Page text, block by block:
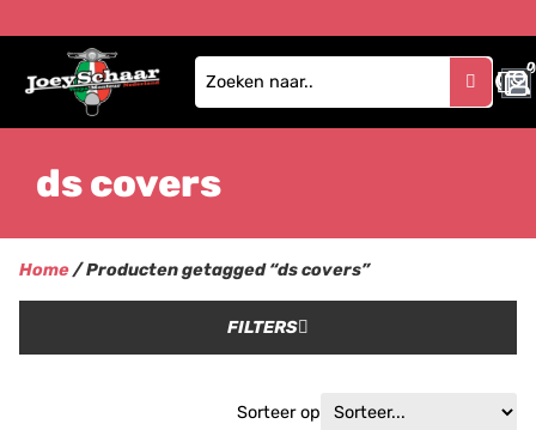
0
0
ds covers
Home/ Producten getagged “ds covers”
FILTERS
Sorteer op